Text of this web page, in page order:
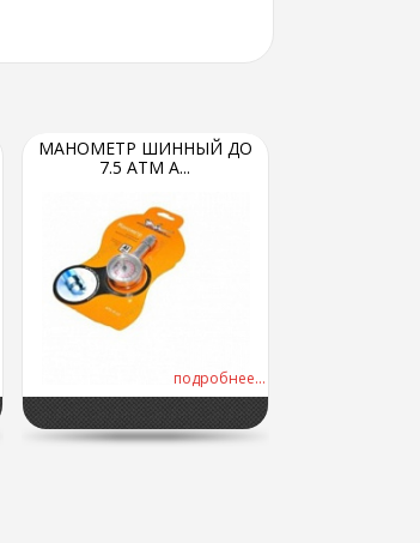
МАНОМЕТР ШИННЫЙ ДО
7.5 АТМ A...
подробнее...